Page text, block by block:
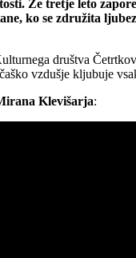
Že tretje leto
ko se združita
društva
vzdušje kljubuje
Klevišarja: